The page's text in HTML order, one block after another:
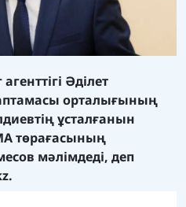
Әділет
орталығының
ұсталғанын
төрағасының
мәлімдеді, деп
.